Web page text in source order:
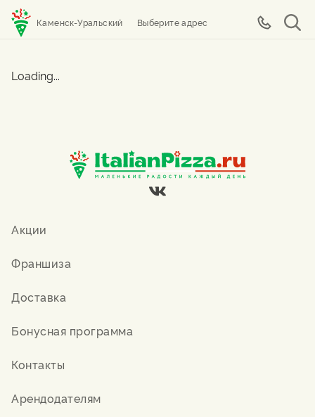
Каменск-Уральский Выберите адрес
Loading...
Акции
Франшиза
Доставка
Бонусная программа
Контакты
Арендодателям